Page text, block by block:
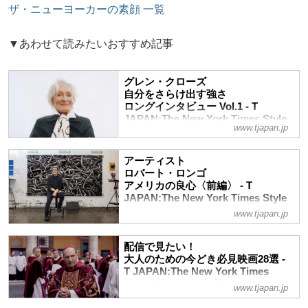
ザ・ニューヨーカーの素顔 一覧
▼あわせて読みたいおすすめ記事
グレン・クローズ
自分をさらけ出す強さ
ロングインタビュー Vol.1 - T
JAPAN:The New York Times Style
スター女優としてすでに輝かしい業績を手
にしたグレン・クローズ。だが、かつて自
分をスターに押し上げてくれたあの役を再
び演じる日まで、彼女は決して挑戦をやめ
ない。貴重なロングインタビューを全4回
www.tjapan.jp
アーティスト
ロバート・ロンゴ
アメリカの良心〈前編〉 - T
JAPAN:The New York Times Style
リアの終焉が見えてきた今になって新たな
変革を起こしている。自由でやりたい放題
だった1980年代と添い寝していたような
男が、いかにして現代の政治状況に最も心
を痛めるアーティストのひとりとなったの
www.tjapan.jp
配信で見たい！
大人のための今どき必見映画28選 -
T JAPAN:The New York Times
Style Magazine 公式サイト
毎月お届けしている好評連載「今月見るべ
www.tjapan.jp